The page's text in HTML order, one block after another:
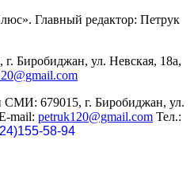
Главный редактор: Петрук
Биробиджан, ул. Невская, 18а,
СМИ: 679015, г. Биробиджан, ул.
mail: petruk120@gmail.com Тел.:
58-94